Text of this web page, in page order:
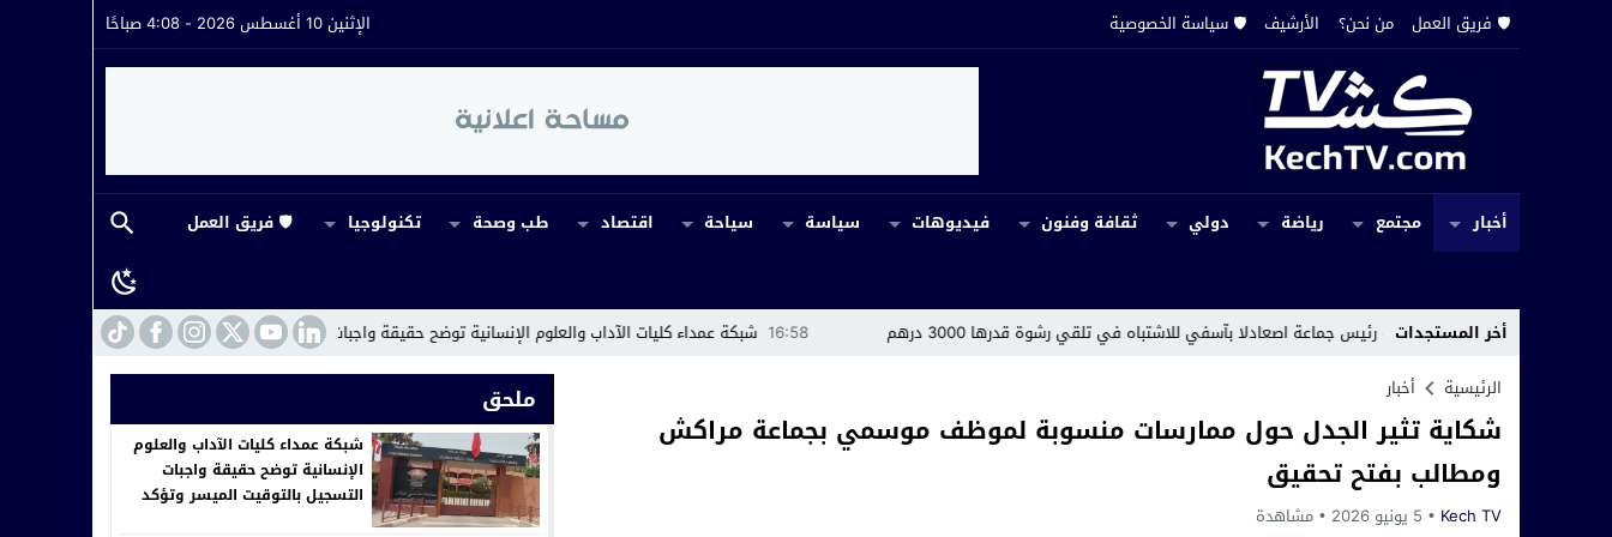
🛡️ فريق العمل من نحن؟ الأرشيف 🛡️ سياسة الخصوصية الإثنين 10 أغسطس 2026 - 4:08 صباحًا
أخبار مجتمع رياضة دولي ثقافة وفنون فيديوهات سياسة سياحة اقتصاد طب وصحة تكنولوجيا 🛡️ فريق العمل
أخر المستجدات 16:58 شبكة عمداء كليات الآداب والعلوم الإنسانية توضح حقيقة واجبات التسجيل بالتوقيت الميسر وتؤكد استمرار مجانية التكوين العادي
توقيف رئيس جماعة اصعادلا بآسفي للاشتباه في تلقي رشوة قدرها 3000 درهم
الرئيسية
أخبار
شكاية تثير الجدل حول ممارسات منسوبة لموظف موسمي بجماعة مراكش
ومطالب بفتح تحقيق
Kech TV 5 يونيو 2026 مشاهدة
ملحق
شبكة عمداء كليات الآداب والعلوم
الإنسانية توضح حقيقة واجبات
التسجيل بالتوقيت الميسر وتؤكد